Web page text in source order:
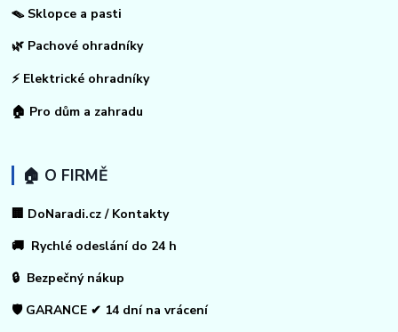
🪤 Sklopce a pasti
🌿 Pachové ohradníky
⚡ Elektrické ohradníky
🏠 Pro dům a zahradu
🏠 O FIRMĚ
🏢 DoNaradi.cz / Kontakty
🚚 Rychlé odeslání do 24 h
🔒 Bezpečný nákup
🛡️ GARANCE ✔ 14 dní na vrácení